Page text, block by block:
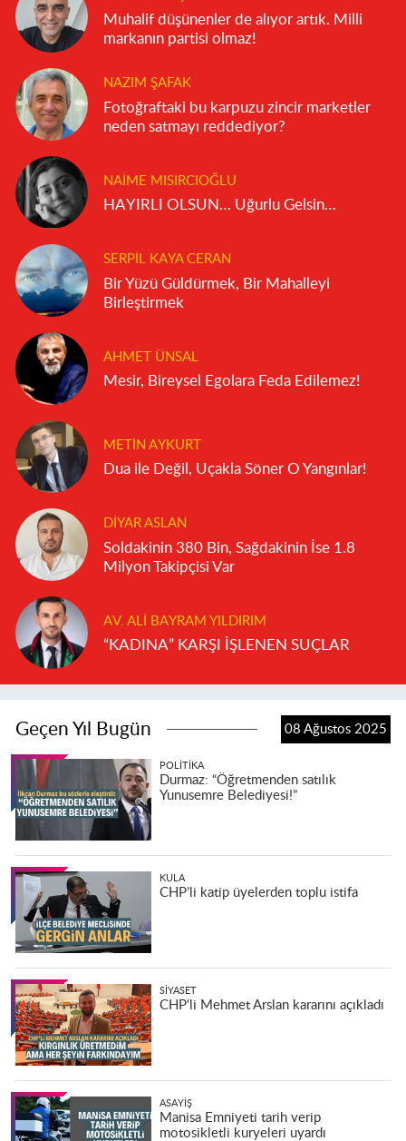
Muhalif düşünenler de alıyor artık. Milli
markanın partisi olmaz!
NAZIM ŞAFAK
Fotoğraftaki bu karpuzu zincir marketler
neden satmayı reddediyor?
NAIME MISIRCIOĞLU
HAYIRLI OLSUN… Uğurlu Gelsin…
SERPIL KAYA CERAN
Bir Yüzü Güldürmek, Bir Mahalleyi
Birleştirmek
AHMET ÜNSAL
Mesir, Bireysel Egolara Feda Edilemez!
METIN AYKURT
Dua ile Değil, Uçakla Söner O Yangınlar!
DIYAR ASLAN
Soldakinin 380 Bin, Sağdakinin İse 1.8
Milyon Takipçisi Var
AV. ALI BAYRAM YILDIRIM
“KADINA” KARŞI İŞLENEN SUÇLAR
Geçen Yıl Bugün 08 Ağustos 2025
POLITIKA
Durmaz: “Öğretmenden satılık
Yunusemre Belediyesi!”
KULA
CHP’li katip üyelerden toplu istifa
SIYASET
CHP'li Mehmet Arslan kararını açıkladı
ASAYIŞ
Manisa Emniyeti tarih verip
motosikletli kuryeleri uyardı